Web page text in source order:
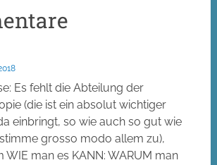
Es fehlt die Abteilung der
(die ist ein absolut wichtiger
einbringt, so wie auch so gut wie
grosso modo allem zu),
WIE man es KANN: WARUM man